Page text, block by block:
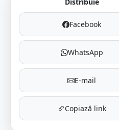
Facebook
WhatsApp
E-mail
Copiază link